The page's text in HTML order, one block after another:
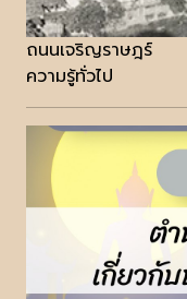
ถนนเจริญราษฎร์
ความรู้ทั่วไป